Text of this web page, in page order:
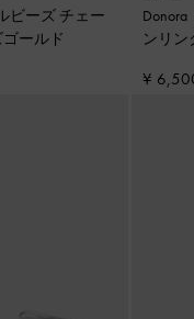
ビーズ チェー
ールド
ンリン
¥